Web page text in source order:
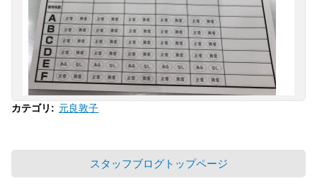
カテゴリ : 元良敦子
スタッフブログトップページ